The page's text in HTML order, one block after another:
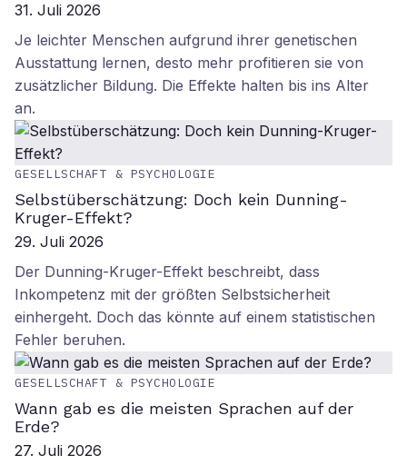
31. Juli 2026
Je leichter Menschen aufgrund ihrer genetischen
Ausstattung lernen, desto mehr profitieren sie von
zusätzlicher Bildung. Die Effekte halten bis ins Alter
an.
GESELLSCHAFT & PSYCHOLOGIE
Selbstüberschätzung: Doch kein Dunning-
Kruger-Effekt?
29. Juli 2026
Der Dunning-Kruger-Effekt beschreibt, dass
Inkompetenz mit der größten Selbstsicherheit
einhergeht. Doch das könnte auf einem statistischen
Fehler beruhen.
GESELLSCHAFT & PSYCHOLOGIE
Wann gab es die meisten Sprachen auf der
Erde?
27. Juli 2026